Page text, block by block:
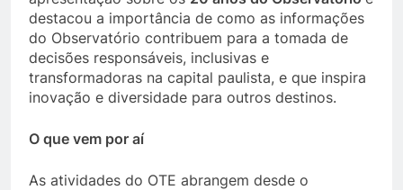
destacou a importância de como as informações
do Observatório contribuem para a tomada de
decisões responsáveis, inclusivas e
transformadoras na capital paulista, e que inspira
inovação e diversidade para outros destinos.
O que vem por aí
As atividades do OTE abrangem desde o